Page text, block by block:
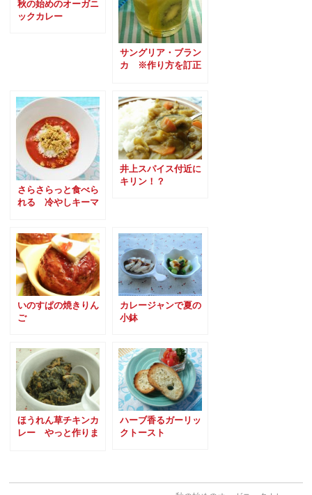
秋の始めのオーガニ
ックカレー
サングリア・ブラン
カ ※作り方を訂正
さらさらっと食べら
れる 冷やしキーマ
井上スパイス付近に
キリン！？
いのすぱの焼きりん
ご
カレージャンで夏の
小鉢
ほうれん草チキンカ
レー やっと作りま
ハーブ香るガーリッ
クトースト